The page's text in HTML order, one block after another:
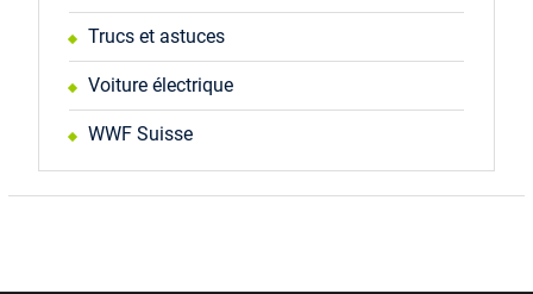
Trucs et astuces
Voiture électrique
WWF Suisse